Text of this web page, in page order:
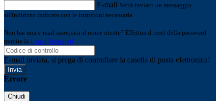
E-mail Verrà inviato un messaggio
all'indirizzo indicato con le istruzioni necessarie.
Non hai una e-mail associata al nome utente? Effettua il reset della password
tramite la Login Spaggiari
E-mail inviata, si prega di controllare la casella di posta elettronica!
Errore
Chiudi